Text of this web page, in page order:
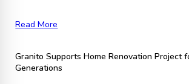
Read More
Granito Supports Home Renovation
Generations